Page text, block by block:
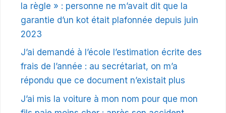
la règle » : personne ne m’avait dit que la
garantie d’un kot était plafonnée depuis juin
2023
J’ai demandé à l’école l’estimation écrite des
frais de l’année : au secrétariat, on m’a
répondu que ce document n’existait plus
J’ai mis la voiture à mon nom pour que mon